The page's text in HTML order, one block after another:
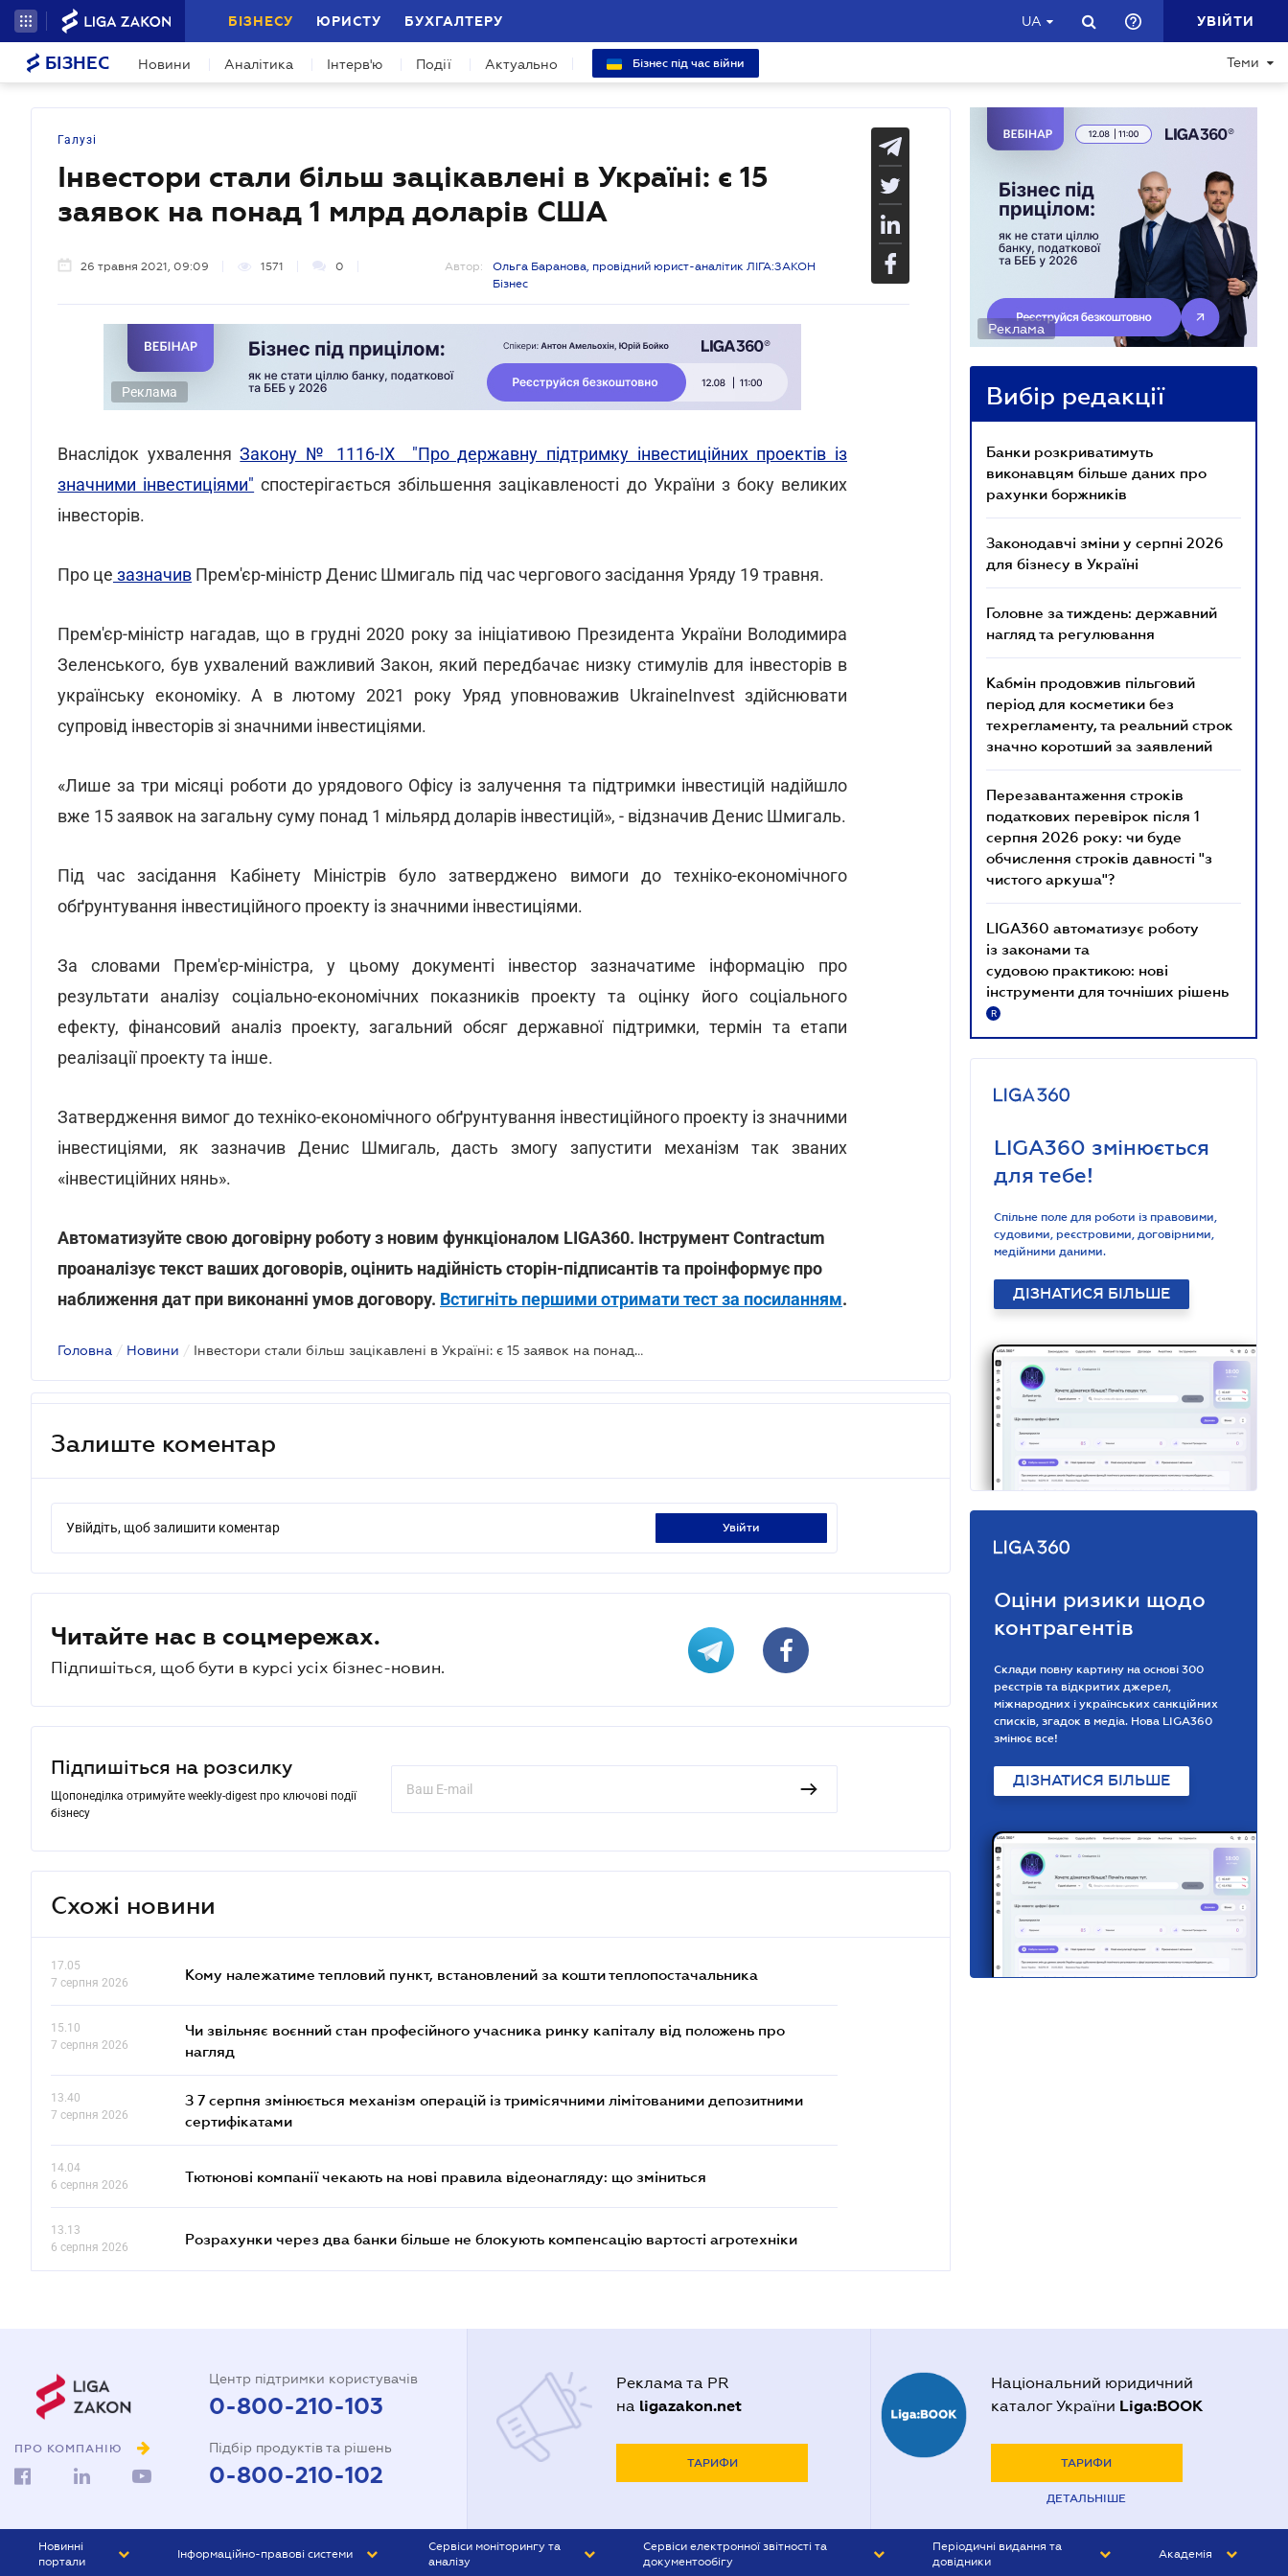
БІЗНЕСУ ЮРИСТУ БУХГАЛТЕРУ UA УВІЙТИ
БІЗНЕС Новини Аналітика Інтерв'ю Події Актуально Бізнес під час війни Теми
Галузі
Інвестори стали більш зацікавлені в Україні: є 15
заявок на понад 1 млрд доларів США
26 травня 2021, 09:09 1571 0 Автор:
Ольга Баранова, провідний юрист-аналітик ЛІГА:ЗАКОН
Бізнес
Реклама
Внаслідок ухваленняЗакону № 1116-IX "Про державну підтримку інвестиційних проектів із
значними інвестиціями" спостерігається збільшення зацікавленості до України з боку великих
інвесторів.
Про це зазначив Прем'єр-міністр Денис Шмигаль під час чергового засідання Уряду 19 травня.
Прем'єр-міністр нагадав, що в грудні 2020 року за ініціативою Президента України Володимира
Зеленського, був ухвалений важливий Закон, який передбачає низку стимулів для інвесторів в
українську економіку. А в лютому 2021 року Уряд уповноважив UkraineInvest здійснювати
супровід інвесторів зі значними інвестиціями.
«Лише за три місяці роботи до урядового Офісу із залучення та підтримки інвестицій надійшло
вже 15 заявок на загальну суму понад 1 мільярд доларів інвестицій», - відзначив Денис Шмигаль.
Під час засідання Кабінету Міністрів було затверджено вимоги до техніко-економічного
обґрунтування інвестиційного проекту із значними інвестиціями.
За словами Прем'єр-міністра, у цьому документі інвестор зазначатиме інформацію про
результати аналізу соціально-економічних показників проекту та оцінку його соціального
ефекту, фінансовий аналіз проекту, загальний обсяг державної підтримки, термін та етапи
реалізації проекту та інше.
Затвердження вимог до техніко-економічного обґрунтування інвестиційного проекту із значними
інвестиціями, як зазначив Денис Шмигаль, дасть змогу запустити механізм так званих
«інвестиційних нянь».
Автоматизуйте свою договірну роботу з новим функціоналом LIGA360. Інструмент Contractum
проаналізує текст ваших договорів, оцінить надійність сторін-підписантів та проінформує про
наближення дат при виконанні умов договору. Встигніть першими отримати тест за посиланням.
Головна / Новини / Інвестори стали більш зацікавлені в Україні: є 15 заявок на понад 1 млрд доларів США
Залиште коментар
Увійдіть, щоб залишити коментар увійти
Читайте нас в соцмережах.
Підпишіться, щоб бути в курсі усіх бізнес-новин.
Підпишіться на розсилку
Щопонеділка отримуйте weekly-digest про ключові події
бізнесу
Схожі новини
17.05
7 серпня 2026
Кому належатиме тепловий пункт, встановлений за кошти теплопостачальника
15.10
7 серпня 2026
Чи звільняє воєнний стан професійного учасника ринку капіталу від положень про
нагляд
13.40
7 серпня 2026
З 7 серпня змінюється механізм операцій із тримісячними лімітованими депозитними
сертифікатами
14.04
6 серпня 2026
Тютюнові компанії чекають на нові правила відеонагляду: що зміниться
13.13
6 серпня 2026
Розрахунки через два банки більше не блокують компенсацію вартості агротехніки
Реклама
Вибір редакції
Банки розкриватимуть
виконавцям більше даних про
рахунки боржників
Законодавчі зміни у серпні 2026
для бізнесу в Україні
Головне за тиждень: державний
нагляд та регулювання
Кабмін продовжив пільговий
період для косметики без
техрегламенту, та реальний строк
значно коротший за заявлений
Перезавантаження строків
податкових перевірок після 1
серпня 2026 року: чи буде
обчислення строків давності "з
чистого аркуша"?
LIGA360 автоматизує роботу
із законами та
судовою практикою: нові
інструменти для точніших рішень
R
LIGA360 змінюється
для тебе!
Спільне поле для роботи із правовими,
судовими, реєстровими, договірними,
медійними даними.
ДІЗНАТИСЯ БІЛЬШЕ
Оціни ризики щодо
контрагентів
Склади повну картину на основі 300
реєстрів та відкритих джерел,
міжнародних і українських санкційних
списків, згадок в медіа. Нова LIGA360
змінює все!
ДІЗНАТИСЯ БІЛЬШЕ
ПРО КОМПАНІЮ
Центр підтримки користувачів
0-800-210-103
Підбір продуктів та рішень
0-800-210-102
Реклама та PR
на ligazakon.net
ТАРИФИ
Національний юридичний
каталог України Liga:BOOK
ТАРИФИ
ДЕТАЛЬНІШЕ
Новинні
портали
Інформаційно-правові системи
Сервіси моніторингу та
аналізу
Сервіси електронної звітності та
документообігу
Періодичні видання та
довідники
Академія